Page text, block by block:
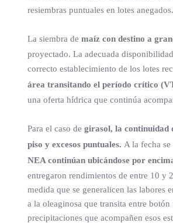
resiembras puntuales en lotes anegados.
La siembra de maíz con destino a
proyectado. La adecuada
correcto establecimiento de los lotes
área transitando el período crítico
una oferta hídrica que continúa
Para el caso de girasol, la continuidad
piso y excesos puntuales. A la fecha
NEA continúan ubicándose por
entregaron rendimientos de entre 10 y
medida que se generalicen las labores
a la oleaginosa que transita entre
precipitaciones que acompañen esos